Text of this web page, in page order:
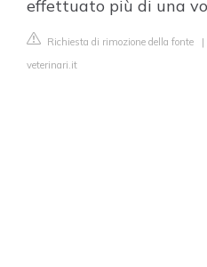
effettuato più di una
Richiesta di rimozione della fonte |
veterinari.it